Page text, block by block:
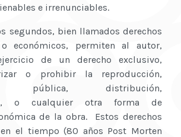
e irrenunciables.
segundos, bien llamados derechos
económicos, permiten al autor,
de un derecho exclusivo,
o prohibir la reproducción,
pública, distribución,
o cualquier otra forma de
de la obra. Estos derechos
el tiempo (80 años Post Morten